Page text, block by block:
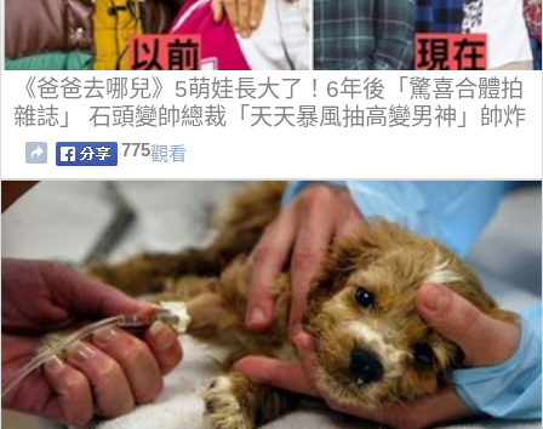
《爸爸去哪兒》5萌娃長大了！6年後「驚喜合體拍
雜誌」 石頭變帥總裁「天天暴風抽高變男神」帥炸
775觀看